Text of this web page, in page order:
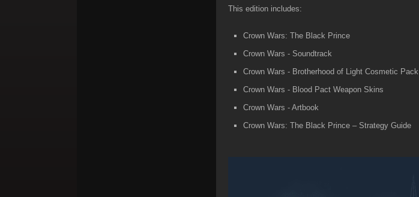
This edition includes:
Crown Wars: The Black Prince
Crown Wars - Soundtrack
Crown Wars - Brotherhood of Light Cosmetic Pack
Crown Wars - Blood Pact Weapon Skins
Crown Wars - Artbook
Crown Wars: The Black Prince – Strategy Guide